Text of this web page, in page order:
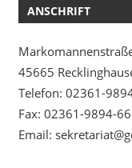
ANSCHRIFT
45665
Telefon: 02361-
Fax: 02361-9894-66
Email: